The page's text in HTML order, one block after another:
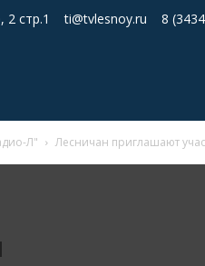
2 стр.1 ti@tvlesnoy.ru 8
Л" Лесничан приглашают